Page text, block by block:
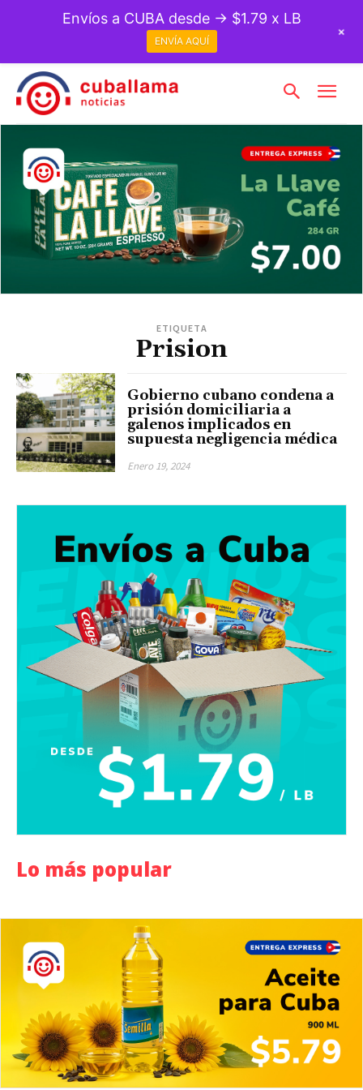
ETIQUETA
Prision
Gobierno cubano condena a
prisión domiciliaria a
galenos implicados en
supuesta negligencia médica
Enero 19, 2024
Lo más popular
Envíos a CUBA desde → $1.79 x LB
ENVÍA AQUÍ
+